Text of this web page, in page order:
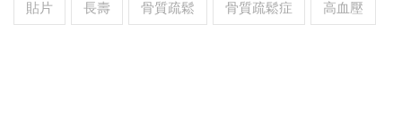
貼片 長壽 骨質疏鬆 骨質疏鬆症 高血壓